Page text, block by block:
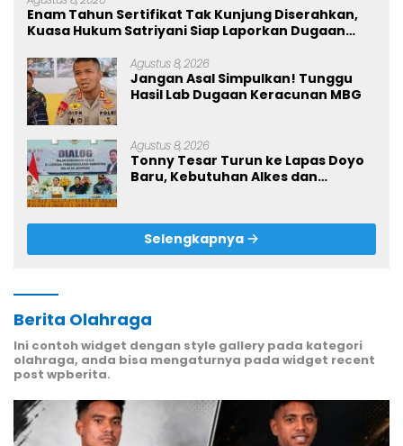
Enam Tahun Sertifikat Tak Kunjung Diserahkan,
Kuasa Hukum Satriyani Siap Laporkan Dugaan
Agustus 8, 2026
Jangan Asal Simpulkan! Tunggu
Hasil Lab Dugaan Keracunan MBG
Agustus 8, 2026
Tonny Tesar Turun ke Lapas Doyo
Baru, Kebutuhan Alkes dan
Selengkapnya
Berita Olahraga
Ini contoh widget dengan style gallery pada kategori
olahraga, anda bisa mengaturnya pada widget recent
post wpberita.